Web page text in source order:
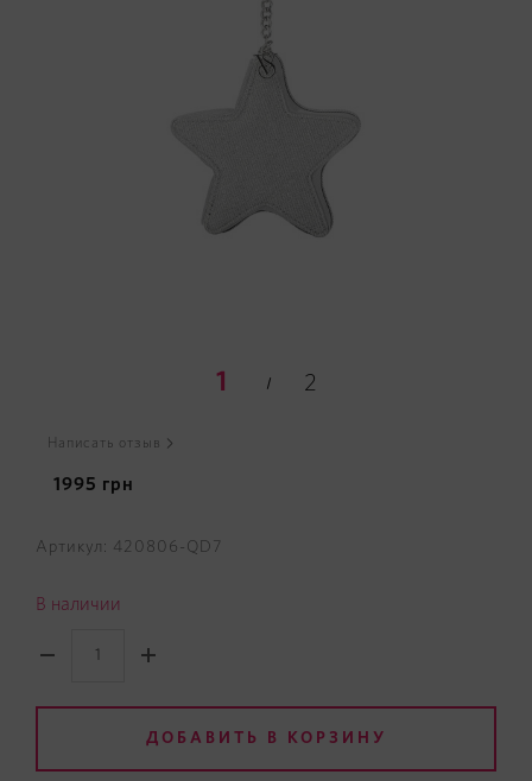
1 2
Написать отзыв
1995 грн
Артикул: 420806-QD7
В наличии
ДОБАВИТЬ В КОРЗИНУ